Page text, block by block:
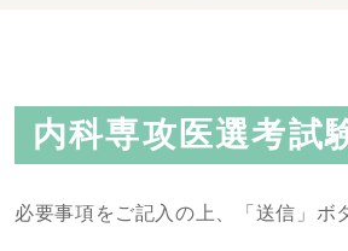
内科専攻医選考試
必要事項をご記入の上、「送信」ボ